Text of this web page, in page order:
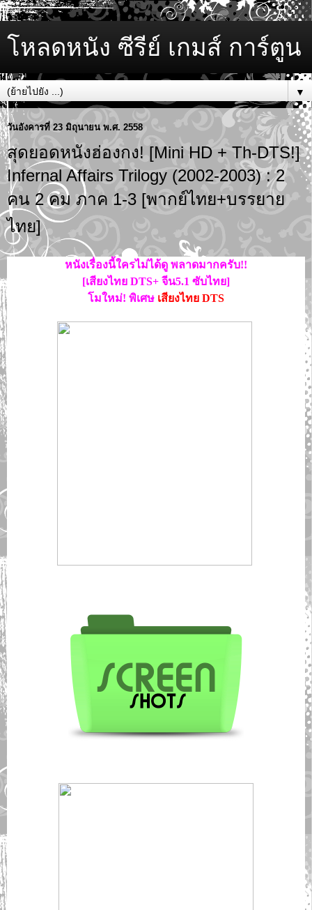
โหลดหนัง ซีรีย์ เกมส์ การ์ตูน
▼
วันอังคารที่ 23 มิถุนายน พ.ศ. 2558
สุดยอดหนังฮ่องกง! [Mini HD + Th-DTS!]
Infernal Affairs Trilogy (2002-2003) : 2
คน 2 คม ภาค 1-3 [พากย์ไทย+บรรยาย
ไทย]
หนังเรื่องนี้ใครไม่ได้ดู พลาดมากครับ!!
[เสียงไทย DTS+ จีน5.1 ซับไทย]
โมใหม่! พิเศษ เสียงไทย DTS